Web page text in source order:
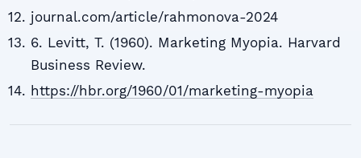
journal.com/article/rahmonova-2024
6. Levitt, T. (1960). Marketing Myopia. Harvard
Business Review.
https://hbr.org/1960/01/marketing-myopia